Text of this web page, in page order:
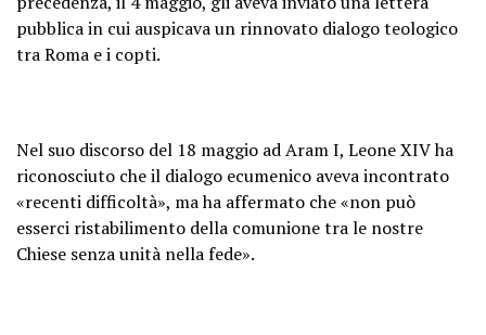
pubblica in cui auspicava un rinnovato dialogo teologico
tra Roma e i copti.
Nel suo discorso del 18 maggio ad Aram I, Leone XIV ha
riconosciuto che il dialogo ecumenico aveva incontrato
«recenti difficoltà», ma ha affermato che «non può
esserci ristabilimento della comunione tra le nostre
Chiese senza unità nella fede».